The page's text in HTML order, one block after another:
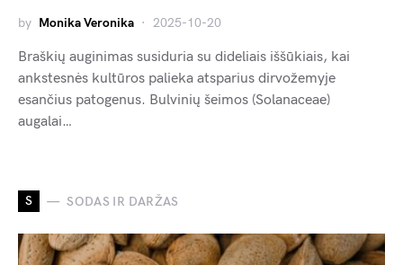
by Monika Veronika 2025-10-20
Braškių auginimas susiduria su dideliais iššūkiais, kai
ankstesnės kultūros palieka atsparius dirvožemyje
esančius patogenus. Bulvinių šeimos (Solanaceae)
augalai…
S SODAS IR DARŽAS